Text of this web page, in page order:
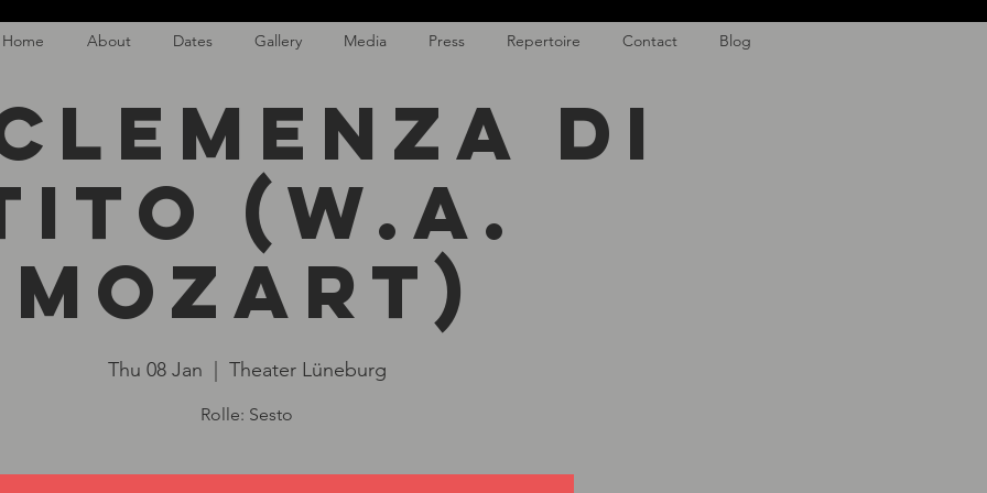
Home About Dates Gallery Media Press Repertoire Contact Blog
di
(W.A.
Mozart)
Thu 08 Jan Theater Lüneburg
Rolle: Sesto